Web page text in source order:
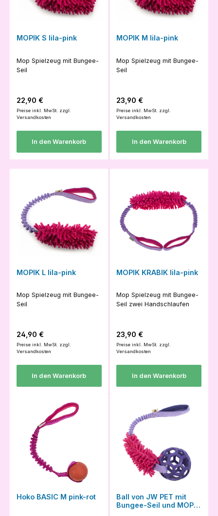
MOPIK S lila-pink
Mop Spielzeug mit Bungee-
Seil
Regulärer Preis:
22,90 €
Preise inkl. MwSt. zzgl.
Versandkosten
In den Warenkorb
MOPIK M lila-pink
Mop Spielzeug mit Bungee-
Seil
Regulärer Preis:
23,90 €
Preise inkl. MwSt. zzgl.
Versandkosten
In den Warenkorb
MOPIK L lila-pink
Mop Spielzeug mit Bungee-
Seil
Regulärer Preis:
24,90 €
Preise inkl. MwSt. zzgl.
Versandkosten
In den Warenkorb
MOPIK KRABIK lila-pink
Mop Spielzeug mit Bungee-
Seil zwei Handschlaufen
Regulärer Preis:
23,90 €
Preise inkl. MwSt. zzgl.
Versandkosten
In den Warenkorb
Hoko BASIC M pink-rot
Ball von JW PET mit
Bungee-Seil und MOPIK